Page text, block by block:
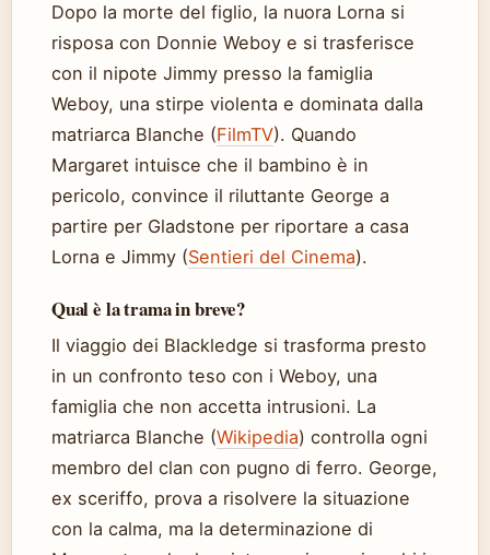
Dopo la morte del figlio, la nuora Lorna si
risposa con Donnie Weboy e si trasferisce
con il nipote Jimmy presso la famiglia
Weboy, una stirpe violenta e dominata dalla
matriarca Blanche (FilmTV). Quando
Margaret intuisce che il bambino è in
pericolo, convince il riluttante George a
partire per Gladstone per riportare a casa
Lorna e Jimmy (Sentieri del Cinema).
Qual è la trama in breve?
Il viaggio dei Blackledge si trasforma presto
in un confronto teso con i Weboy, una
famiglia che non accetta intrusioni. La
matriarca Blanche (Wikipedia) controlla ogni
membro del clan con pugno di ferro. George,
ex sceriffo, prova a risolvere la situazione
con la calma, ma la determinazione di